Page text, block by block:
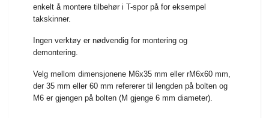
enkelt å montere tilbehør i T-spor på for eksempel
takskinner.
Ingen verktøy er nødvendig for montering og
demontering.
Velg mellom dimensjonene M6x35 mm eller rM6x60 mm,
der 35 mm eller 60 mm refererer til lengden på bolten og
M6 er gjengen på bolten (M gjenge 6 mm diameter).